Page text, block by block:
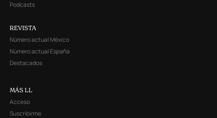
Podcasts
REVISTA
Número actual México
Número actual España
Destacados
MÁS LL
Acceso
Suscribirme